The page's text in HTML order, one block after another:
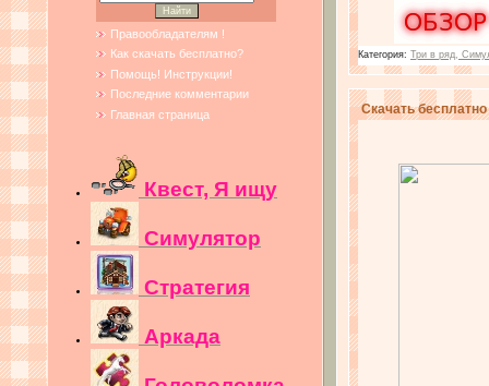
Правообладателям !
Как скачать бесплатно?
Помощь! Инструкции!
Последние комментарии
Главная страница
Квест, Я ищу
Симулятор
Стратегия
Аркада
Категория: Три в ряд,
Скачать